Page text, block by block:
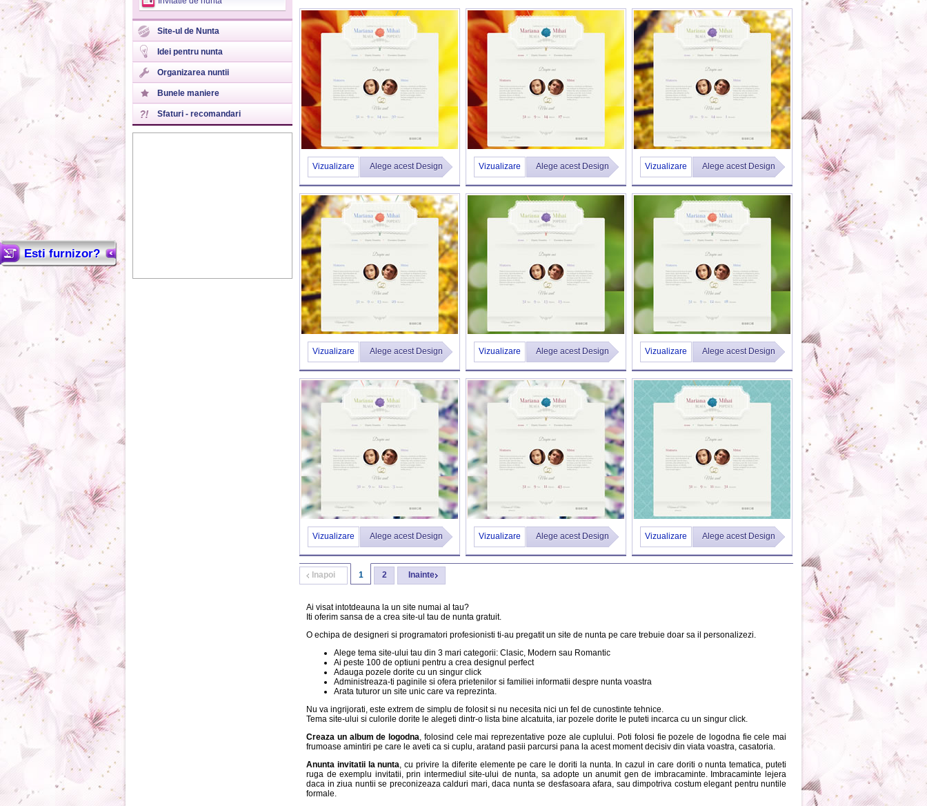
Esti furnizor?
Site-ul de Nunta
Idei pentru nunta
Organizarea nuntii
Bunele maniere
Sfaturi - recomandari
Vizualizare Alege acest Design Vizualizare Alege acest Design Vizualizare Alege acest Design
Vizualizare Alege acest Design Vizualizare Alege acest Design Vizualizare Alege acest Design
Vizualizare Alege acest Design Vizualizare Alege acest Design Vizualizare Alege acest Design
Inapoi 1 2 Inainte
Ai visat intotdeauna la un site numai al tau?
Iti oferim sansa de a crea site-ul tau de nunta gratuit.
O echipa de designeri si programatori profesionisti ti-au pregatit un site de nunta pe care trebuie doar sa il personalizezi.
Alege tema site-ului tau din 3 mari categorii: Clasic, Modern sau Romantic
Ai peste 100 de optiuni pentru a crea designul perfect
Adauga pozele dorite cu un singur click
Administreaza-ti paginile si ofera prietenilor si familiei informatii despre nunta voastra
Arata tuturor un site unic care va reprezinta.
Nu va ingrijorati, este extrem de simplu de folosit si nu necesita nici un fel de cunostinte tehnice.
Tema site-ului si culorile dorite le alegeti dintr-o lista bine alcatuita, iar pozele dorite le puteti incarca cu un singur click.
Creaza un album de logodna, folosind cele mai reprezentative poze ale cuplului. Poti folosi fie pozele de logodna fie cele mai
frumoase amintiri pe care le aveti ca si cuplu, aratand pasii parcursi pana la acest moment decisiv din viata voastra, casatoria.
Anunta invitatii la nunta, cu privire la diferite elemente pe care le doriti la nunta. In cazul in care doriti o nunta tematica, puteti
ruga de exemplu invitatii, prin intermediul site-ului de nunta, sa adopte un anumit gen de imbracaminte. Imbracaminte lejera
daca in ziua nuntii se preconizeaza calduri mari, daca nunta se desfasoara afara, sau dimpotriva costum elegant pentru nuntile
formale.